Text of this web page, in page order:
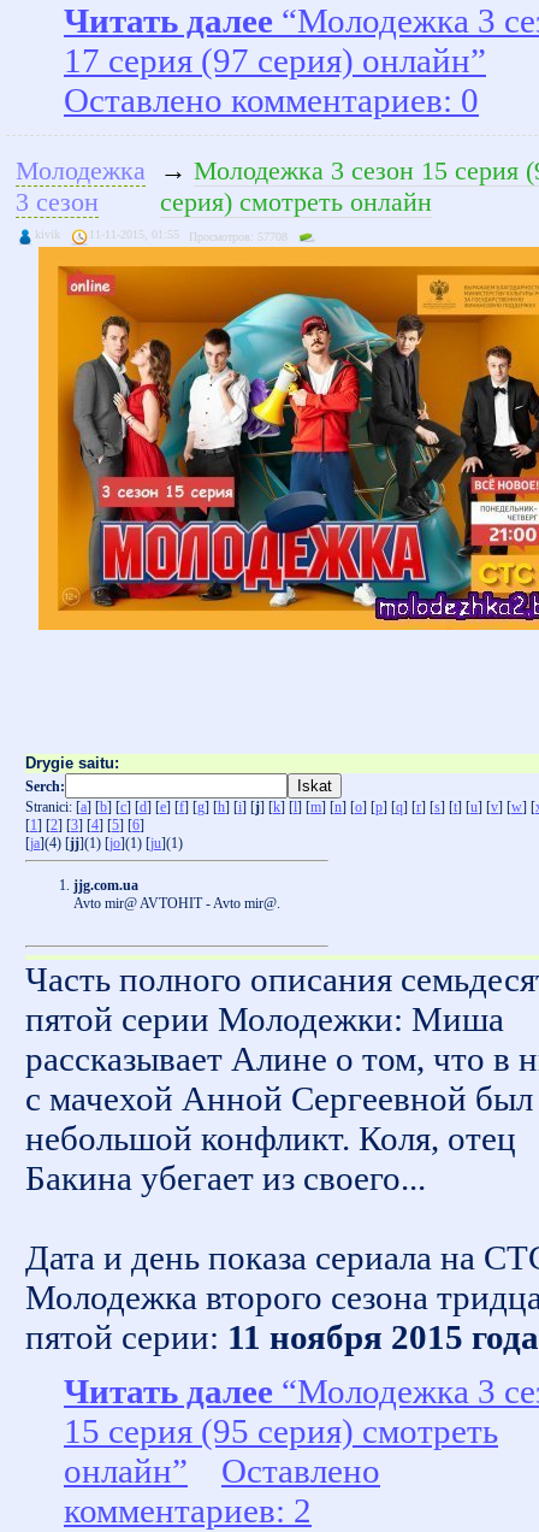
Читать далее “Молодежка 3
17 серия (97 серия) онлайн”
Оставлено комментариев: 0
Молодежка
3 сезон
→ Молодежка 3 сезон 15 серия
серия) смотреть онлайн
kivik 11-11-2015, 01:55 Просмотров: 57708
Drygie saitu:
Serch:
Stranici: [a] [b] [c] [d] [e] [f] [g] [h] [i] [j] [k] [l] [m] [n] [o] [p] [q] [r] [s] [t] [u] [v] [w] [
[1] [2] [3] [4] [5] [6]
[ja](4) [jj](1) [jo](1) [ju](1)
jjg.com.ua
Avto mir@ AVTOHIT - Avto mir@.
Часть полного описания
пятой серии Молодежки: Миша
рассказывает Алине о том, что в
с мачехой Анной Сергеевной был
небольшой конфликт. Коля, отец
Бакина убегает из своего...
Дата и день показа сериала на
Молодежка второго сезона
пятой серии: 11 ноября 2015 года
Читать далее “Молодежка 3
15 серия (95 серия) смотреть
онлайн”
Оставлено
комментариев: 2